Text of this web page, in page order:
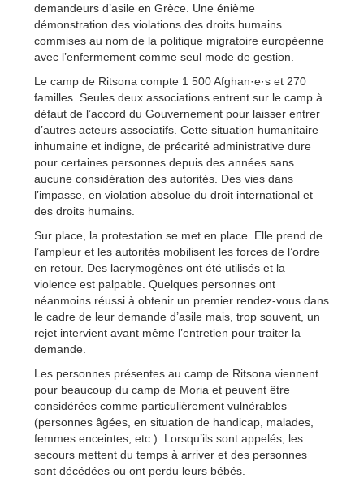
demandeurs d’asile en Grèce. Une énième
démonstration des violations des droits humains
commises au nom de la politique migratoire européenne
avec l’enfermement comme seul mode de gestion.
Le camp de Ritsona compte 1 500 Afghan·e·s et 270
familles. Seules deux associations entrent sur le camp à
défaut de l’accord du Gouvernement pour laisser entrer
d’autres acteurs associatifs. Cette situation humanitaire
inhumaine et indigne, de précarité administrative dure
pour certaines personnes depuis des années sans
aucune considération des autorités. Des vies dans
l’impasse, en violation absolue du droit international et
des droits humains.
Sur place, la protestation se met en place. Elle prend de
l’ampleur et les autorités mobilisent les forces de l’ordre
en retour. Des lacrymogènes ont été utilisés et la
violence est palpable. Quelques personnes ont
néanmoins réussi à obtenir un premier rendez-vous dans
le cadre de leur demande d’asile mais, trop souvent, un
rejet intervient avant même l’entretien pour traiter la
demande.
Les personnes présentes au camp de Ritsona viennent
pour beaucoup du camp de Moria et peuvent être
considérées comme particulièrement vulnérables
(personnes âgées, en situation de handicap, malades,
femmes enceintes, etc.). Lorsqu’ils sont appelés, les
secours mettent du temps à arriver et des personnes
sont décédées ou ont perdu leurs bébés.